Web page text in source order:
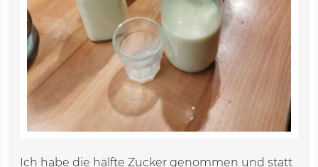
Ich habe die hälfte Zucker genommen und statt